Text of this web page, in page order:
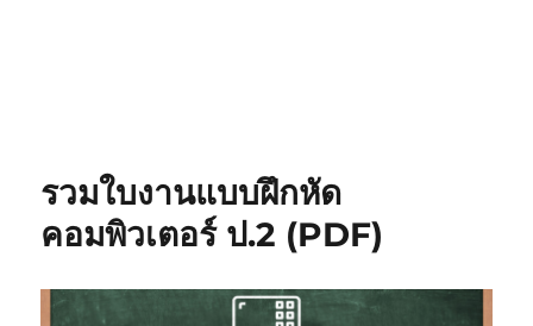
รวมใบงานแบบฝึกหัด
คอมพิวเตอร์ ป.2 (PDF)